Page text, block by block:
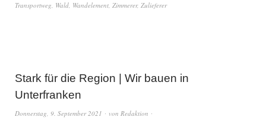
Transportweg, Wald, Wandelement, Zimmerer, Zulieferer
Stark für die Region | Wir bauen in
Unterfranken
Donnerstag, 9. September 2021 von Redaktion